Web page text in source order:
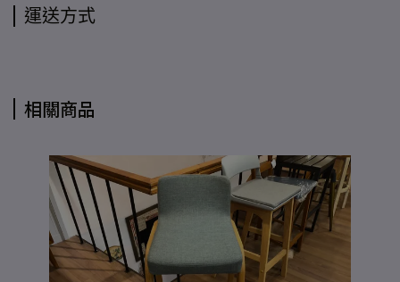
運送方式
相關商品